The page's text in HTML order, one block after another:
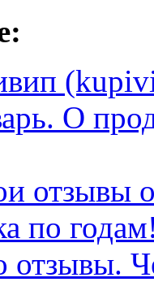
О
отзывы
по
отзывы.